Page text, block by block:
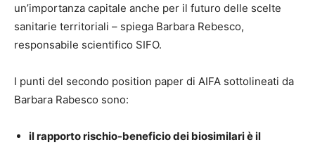
un’importanza capitale anche per il futuro delle scelte
sanitarie territoriali – spiega Barbara Rebesco,
responsabile scientifico SIFO.
I punti del secondo position paper di AIFA sottolineati da
Barbara Rabesco sono:
il rapporto rischio-beneficio dei biosimilari è il